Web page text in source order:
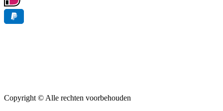
Copyright © Alle rechten voorbehouden